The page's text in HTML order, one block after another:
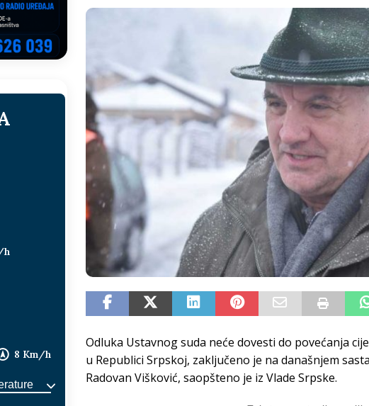
I HERCEGOVINA
je jako žao!
nisu u sukobu, pogotovo nisu zbog Eleka LIČNI STAV
i sve im prepustimo, ostaće nam samo siledžije i tišina BOSNA I
svi računi REPUBLIKA SRPSKA
bivši gradonačelnik Splita, Željko Kerum
Odluka Ustavnog suda neće dovesti do povećanja
u Republici Srpskoj, zaključeno je na današnjem
Radovan Višković, saopšteno je iz Vlade Srpske.
8 Km/h
h